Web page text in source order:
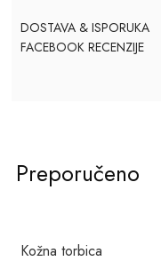
DOSTAVA & ISPORUKA
FACEBOOK RECENZIJE
Preporučeno
Kožna torbica